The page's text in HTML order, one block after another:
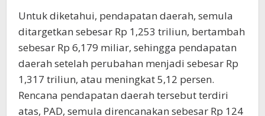
Untuk diketahui, pendapatan daerah, semula
ditargetkan sebesar Rp 1,253 triliun, bertambah
sebesar Rp 6,179 miliar, sehingga pendapatan
daerah setelah perubahan menjadi sebesar Rp
1,317 triliun, atau meningkat 5,12 persen.
Rencana pendapatan daerah tersebut terdiri
atas, PAD, semula direncanakan sebesar Rp 124